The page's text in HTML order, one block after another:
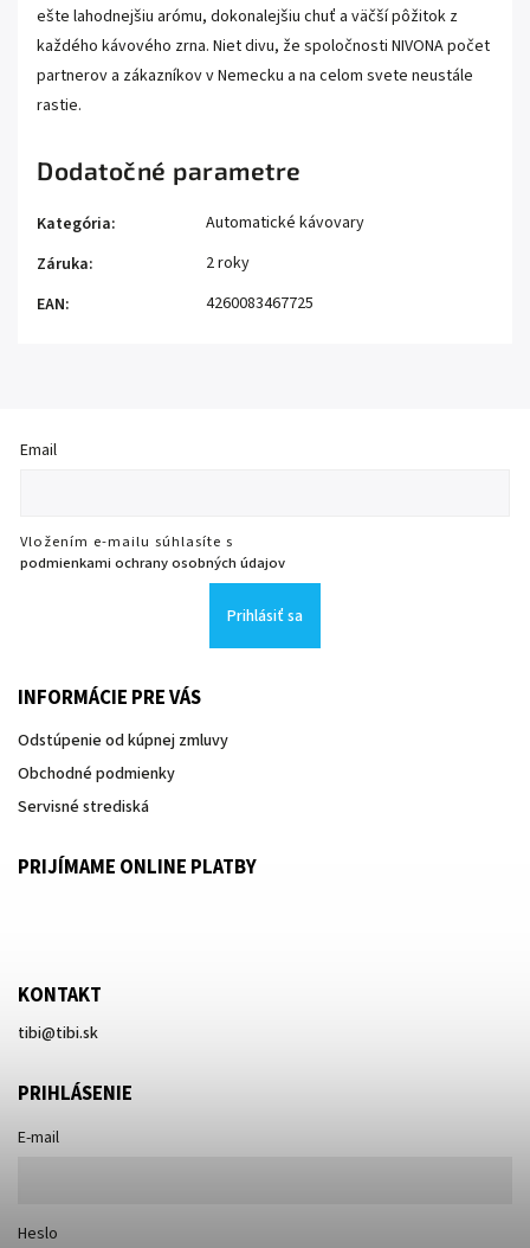
ešte lahodnejšiu arómu, dokonalejšiu chuť a väčší pôžitok z
každého kávového zrna. Niet divu, že spoločnosti NIVONA počet
partnerov a zákazníkov v Nemecku a na celom svete neustále
rastie.
Dodatočné parametre
Kategória:
Automatické kávovary
Záruka:
2 roky
EAN: 4260083467725
Email
Vložením e-mailu súhlasíte s
podmienkami ochrany osobných údajov
Prihlásiť sa
INFORMÁCIE PRE VÁS
Odstúpenie od kúpnej zmluvy
Obchodné podmienky
Servisné strediská
PRIJÍMAME ONLINE PLATBY
KONTAKT
tibi@tibi.sk
PRIHLÁSENIE
E-mail
Heslo